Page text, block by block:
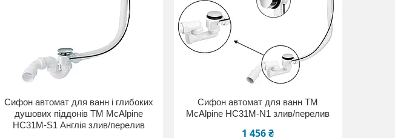
Сифон автомат для ванн і глибоких
душових піддонів ТМ McAlpine
HC31М-S1 Англія злив/перелив
Сифон автомат для ванн ТМ
McAlpine HC31М-N1 злив/перелив
1 456 ₴